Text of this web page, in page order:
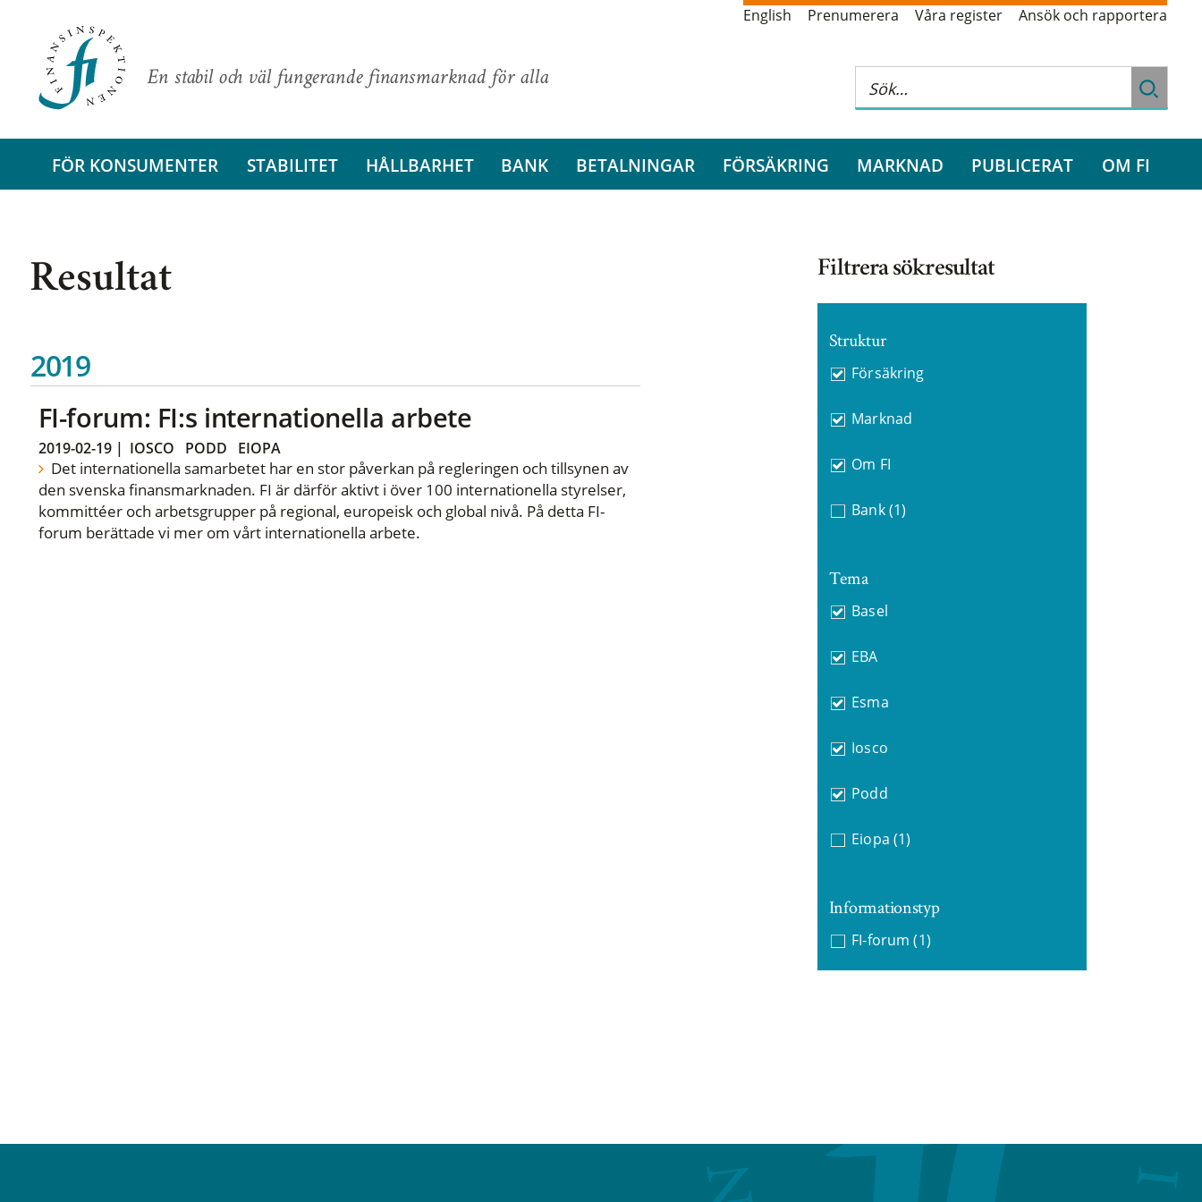
En stabil och väl fungerande finansmarknad för alla
English Prenumerera Våra register Ansök och rapportera
FÖR KONSUMENTER STABILITET HÅLLBARHET BANK BETALNINGAR FÖRSÄKRING MARKNAD PUBLICERAT OM FI
Resultat
2019
FI-forum: FI:s internationella arbete
2019-02-19| IOSCO PODD EIOPA
Det internationella samarbetet har en stor påverkan på regleringen och tillsynen av
den svenska finansmarknaden. FI är därför aktivt i över 100 internationella styrelser,
kommittéer och arbetsgrupper på regional, europeisk och global nivå. På detta FI-
forum berättade vi mer om vårt internationella arbete.
Filtrera sökresultat
Struktur
Försäkring
Marknad
Om FI
Bank (1)
Tema
Basel
EBA
Esma
Iosco
Podd
Eiopa (1)
Informationstyp
FI-forum (1)